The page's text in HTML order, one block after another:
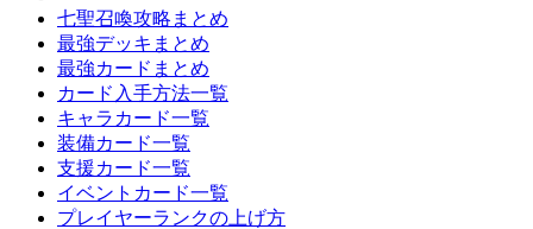
七聖召喚攻略まとめ
最強デッキまとめ
最強カードまとめ
カード入手方法一覧
キャラカード一覧
装備カード一覧
支援カード一覧
イベントカード一覧
プレイヤーランクの上げ方